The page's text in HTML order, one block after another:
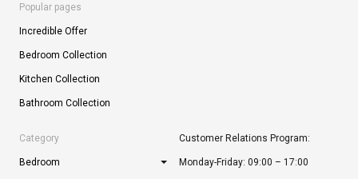
Popular pages
Incredible Offer
Bedroom Collection
Kitchen Collection
Bathroom Collection
Category
Bedroom
Customer Relations Program:
Monday-Friday: 09:00 – 17:00